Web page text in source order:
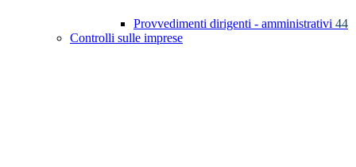
Provvedimenti dirigenti - amministrativi 44
Controlli sulle imprese